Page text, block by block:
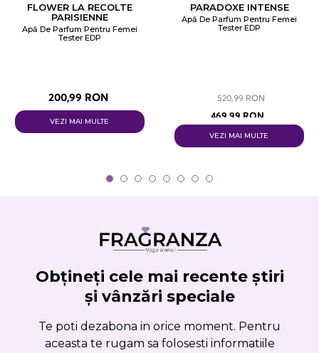
FLOWER LA RECOLTE
PARISIENNE
Apă De Parfum Pentru Femei
Tester EDP
200,99 RON
VEZI MAI MULTE
PARADOXE INTENSE
Apă De Parfum Pentru Femei
Tester EDP
520,99 RON
469,99 RON
VEZI MAI MULTE
Obțineți cele mai recente știri
și vânzări speciale
Te poti dezabona in orice moment. Pentru
aceasta te rugam sa folosesti informatiile